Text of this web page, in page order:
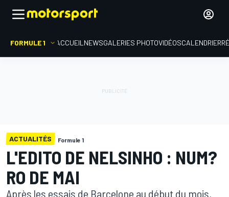
FORMULE 1 ACCUEIL NEWSGALERIES PHOTOVIDÉOSCALENDRIER
ACTUALITÉS Formule 1
L'EDITO DE NELSINHO : NUM?
RO DE MAI
Après les essais de Barcelone au début du mois,